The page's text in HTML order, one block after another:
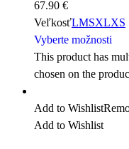
67.90 €
VeľkosťLMSXLXS
Vyberte možnosti
This product has
chosen on the
Add to Wishlist
Add to Wishlist